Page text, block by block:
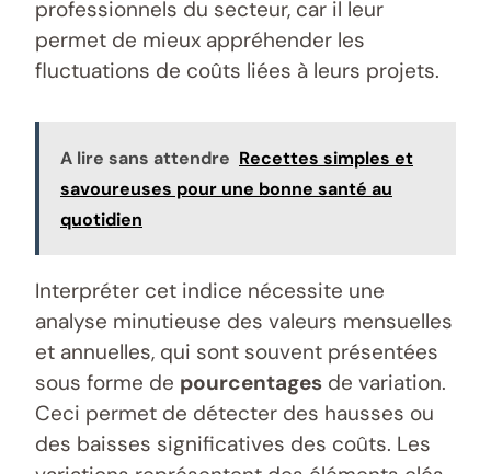
professionnels du secteur, car il leur
permet de mieux appréhender les
fluctuations de coûts liées à leurs projets.
A lire sans attendre Recettes simples et
savoureuses pour une bonne santé au
quotidien
Interpréter cet indice nécessite une
analyse minutieuse des valeurs mensuelles
et annuelles, qui sont souvent présentées
sous forme de pourcentages de variation.
Ceci permet de détecter des hausses ou
des baisses significatives des coûts. Les